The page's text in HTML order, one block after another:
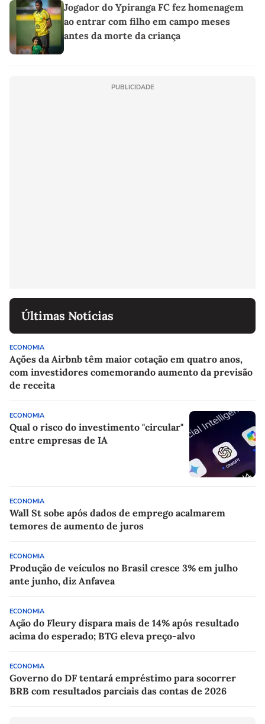
Jogador do Ypiranga FC fez homenagem
ao entrar com filho em campo meses
antes da morte da criança
PUBLICIDADE
Últimas Notícias
ECONOMIA
Ações da Airbnb têm maior cotação em quatro anos,
com investidores comemorando aumento da previsão
de receita
ECONOMIA
Qual o risco do investimento "circular"
entre empresas de IA
ECONOMIA
Wall St sobe após dados de emprego acalmarem
temores de aumento de juros
ECONOMIA
Produção de veículos no Brasil cresce 3% em julho
ante junho, diz Anfavea
ECONOMIA
Ação do Fleury dispara mais de 14% após resultado
acima do esperado; BTG eleva preço-alvo
ECONOMIA
Governo do DF tentará empréstimo para socorrer
BRB com resultados parciais das contas de 2026